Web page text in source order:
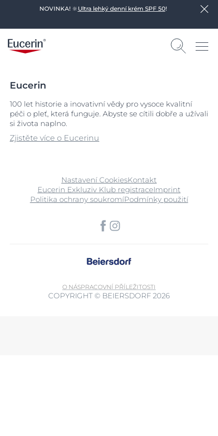
NOVINKA! 🔆 Ultra lehký denní krém SPF 50!
Eucerin
100 let historie a inovativní vědy pro vysoce kvalitní
péči o pleť, která funguje. Abyste se cítili dobře a užívali
si života naplno.
Zjistěte více o Eucerinu
Nastavení CookiesKontakt
Eucerin Exkluziv Klub registraceImprint
Politika ochrany soukromíPodmínky použití
O NÁSPRACOVNÍ PŘÍLEŽITOSTI
COPYRIGHT © BEIERSDORF 2026